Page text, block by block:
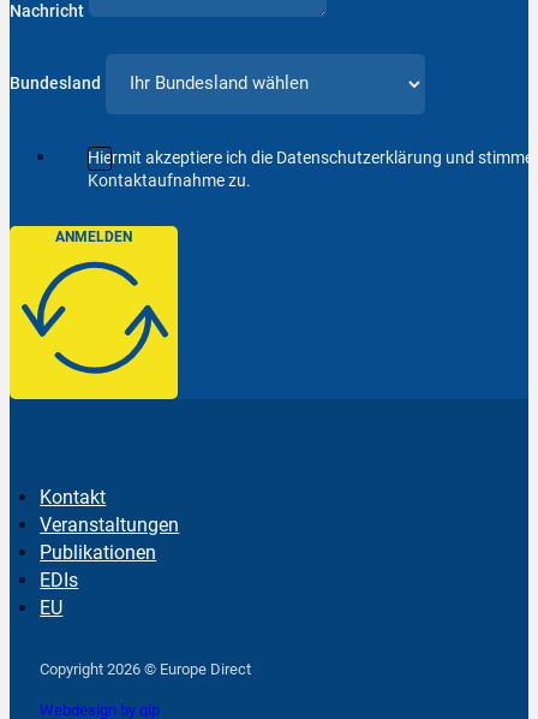
Nachricht
Bundesland
Hiermit akzeptiere ich die Datenschutzerklärung und
Kontaktaufnahme zu.
ANMELDEN
Kontakt
Veranstaltungen
Publikationen
EDIs
EU
Copyright 2026 © Europe Direct
Webdesign by qlp